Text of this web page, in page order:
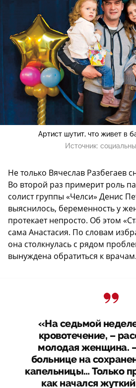
Артист шутит, что живет в
Источник:
Не только Вячеслав Разбегаев
Во второй раз примерит роль
солист группы «Челси» Денис
выяснилось, беременность у
протекает непросто. Об этом
сама Анастасия. По словам
она столкнулась с рядом
вынуждена обратиться к врачам.
«На седьмой
кровотечение, –
молодая женщина.
больнице на
капельницы… Только
как начался жуткий